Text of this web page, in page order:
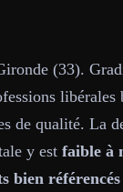
(33).
libérales
de qualité. La
y est faible à
bien